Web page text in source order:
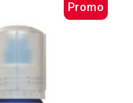
Promo